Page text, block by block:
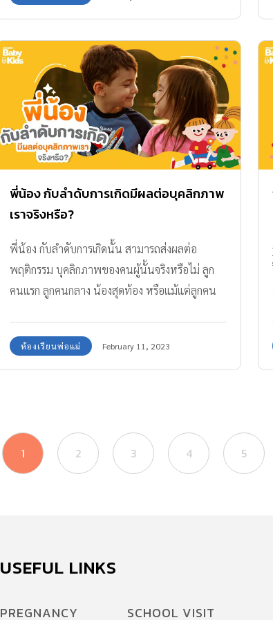
พี่น้อง กับลำดับการเกิดมีผลต่อบุคลิกภาพ
เราจริงหรือ?
พี่น้อง กับลำดับการเกิดนั้น สามารถส่งผลต่อ
พฤติกรรม บุคลิกภาพของคนผู้นั้นจริงหรือไม่ ลูก
คนแรก ลูกคนกลาง น้องสุดท้อง หรือแม้แต่ลูกคน
ห้องเรียนพ่อแม่ February 11, 2023
1 2 3 4 5
USEFUL LINKS
PREGNANCY SCHOOL VISIT